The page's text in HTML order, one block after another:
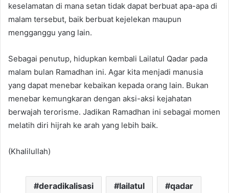
keselamatan di mana setan tidak dapat berbuat apa-apa di
malam tersebut, baik berbuat kejelekan maupun
mengganggu yang lain.
Sebagai penutup, hidupkan kembali Lailatul Qadar pada
malam bulan Ramadhan ini. Agar kita menjadi manusia
yang dapat menebar kebaikan kepada orang lain. Bukan
menebar kemungkaran dengan aksi-aksi kejahatan
berwajah terorisme. Jadikan Ramadhan ini sebagai momen
melatih diri hijrah ke arah yang lebih baik.
(Khalilullah)
deradikalisasi lailatul qadar